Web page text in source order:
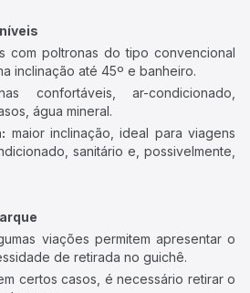
com poltronas do tipo convencional
inclinação até 45º e banheiro.
confortáveis, ar-condicionado,
água mineral.
maior inclinação, ideal para viagens
sanitário e, possivelmente,
viações permitem apresentar o
de retirada no guichê.
certos casos, é necessário retirar o